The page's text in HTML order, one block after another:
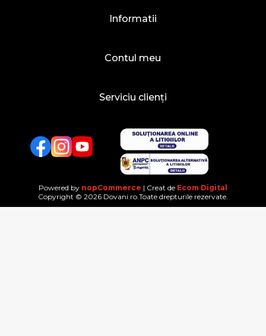
Informatii
Contul meu
Serviciu clienți
FacebookTwitterYouTube
Powered by nopCommerce | Creat de Ecom Digital
Copyright © 2026 Dovani.ro.Toate drepturile rezervate.